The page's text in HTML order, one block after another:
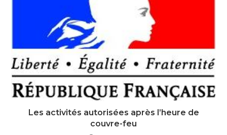
Les activités autorisées après l’heure de
couvre-feu